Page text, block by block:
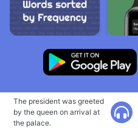
The president was greeted
by the queen on arrival at
the palace.